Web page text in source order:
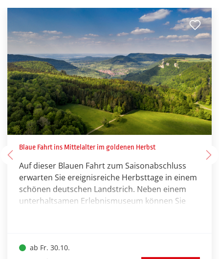
Blaue Fahrt ins Mittelalter im goldenen Herbst
Auf dieser Blauen Fahrt zum Saisonabschluss
erwarten Sie ereignisreiche Herbsttage in einem
schönen deutschen Landstrich. Neben einem
unterhaltsamen Erlebnismuseum können Sie
modernen Reisebusse dabei!
ab Fr. 30.10.